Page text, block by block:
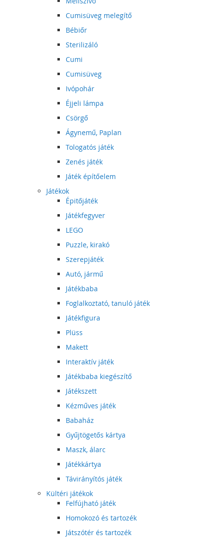
Cumisüveg melegítő
Bébiőr
Sterilizáló
Cumi
Cumisüveg
Ivópohár
Éjjeli lámpa
Csörgő
Ágynemű, Paplan
Tologatós játék
Zenés játék
Játék építőelem
Játékok
Épitőjáték
Játékfegyver
LEGO
Puzzle, kirakó
Szerepjáték
Autó, jármű
Játékbaba
Foglalkoztató, tanuló játék
Játékfigura
Plüss
Makett
Interaktív játék
Játékbaba kiegészítő
Játékszett
Kézműves játék
Babaház
Gyűjtögetős kártya
Maszk, álarc
Játékkártya
Távirányítós játék
Kültéri játékok
Felfújható játék
Homokozó és tartozék
Játszótér és tartozék